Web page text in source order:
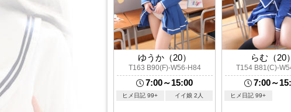
ゆうか（20）
T163 B90(F)-W56-H84
7:00～15:00
ヒメ日記 99+ イイ娘 2人
らむ（20）
T154 B81(C)-
7:00～
ヒメ日記 99+